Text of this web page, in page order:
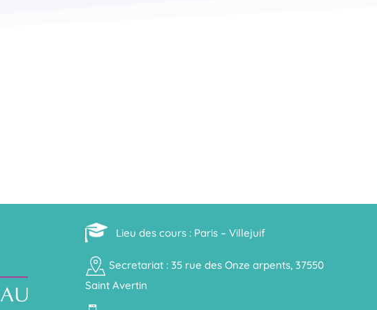
Lieu des cours : Paris – Villejuif
Secretariat : 35 rue des Onze arpents, 37550
Saint Avertin